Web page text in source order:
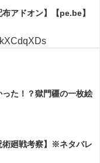
アドオン】【pe.be】
た！？獄門疆の一枚絵
廻戦考察】※ネタバレ